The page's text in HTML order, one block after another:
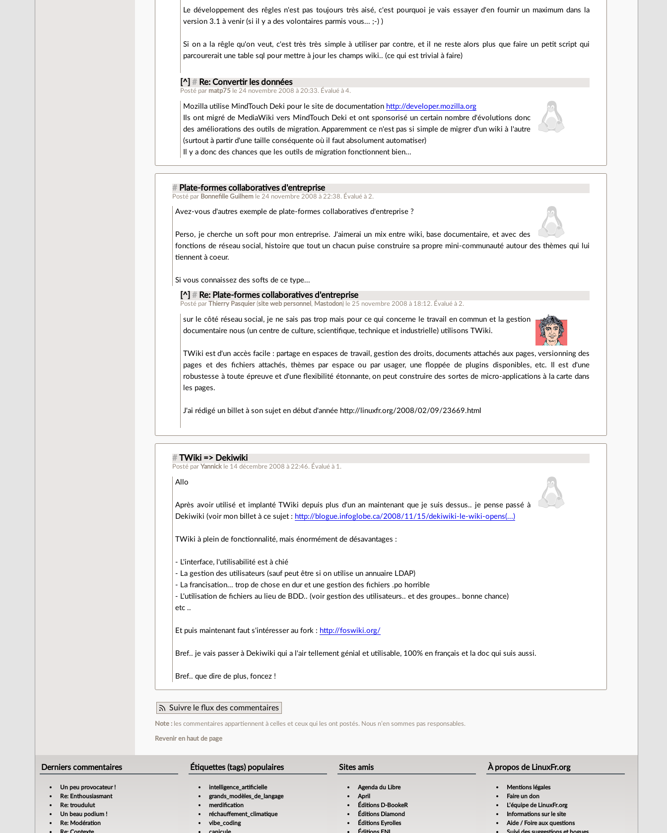
Le développement des rêgles n'est pas toujours très aisé, c'est pourquoi je vais essayer d'en fournir un maximum dans la
version 3.1 à venir (si il y a des volontaires parmis vous... ;-) )
Si on a la rêgle qu'on veut, c'est très très simple à utiliser par contre, et il ne reste alors plus que faire un petit script qui
parcourerait une table sql pour mettre à jour les champs wiki.. (ce qui est trivial à faire)
[^] # Re: Convertir les données
Posté par matp75 le 24 novembre 2008 à 20:33. Évalué à4.
Mozilla utilise MindTouch Deki pour le site de documentation http://developer.mozilla.org
Ils ont migré de MediaWiki vers MindTouch Deki et ont sponsorisé un certain nombre d'évolutions donc
des améliorations des outils de migration. Apparemment ce n'est pas si simple de migrer d'un wiki à l'autre
(surtout à partir d'une taille conséquente où il faut absolument automatiser)
Il y a donc des chances que les outils de migration fonctionnent bien...
# Plate-formes collaboratives d'entreprise
Posté par Bonnefille Guilhem le 24 novembre 2008 à 22:38. Évalué à 2.
Avez-vous d'autres exemple de plate-formes collaboratives d'entreprise ?
Perso, je cherche un soft pour mon entreprise. J'aimerai un mix entre wiki, base documentaire, et avec des
fonctions de réseau social, histoire que tout un chacun puise construire sa propre mini-communauté autour des thèmes qui lui
tiennent à coeur.
Si vous connaissez des softs de ce type...
[^] # Re: Plate-formes collaboratives d'entreprise
Posté par Thierry Pasquier (site web personnel , Mastodon) le 25 novembre 2008 à 18:12. Évalué à 2.
sur le côté réseau social, je ne sais pas trop mais pour ce qui concerne le travail en commun et la gestion
documentaire nous (un centre de culture, scientifique, technique et industrielle) utilisons TWiki.
TWiki est d'un accès facile : partage en espaces de travail, gestion des droits, documents attachés aux pages, versionning des
pages et des fichiers attachés, thèmes par espace ou par usager, une floppée de plugins disponibles, etc. Il est d'une
robustesse à toute épreuve et d'une flexibilité étonnante, on peut construire des sortes de micro-applications à la carte dans
les pages.
J'ai rédigé un billet à son sujet en début d'année http://linuxfr.org/2008/02/09/23669.html
# TWiki => Dekiwiki
Posté parYannick le 14 décembre 2008 à 22:46. Évalué à 1 .
Allo
Après avoir utilisé et implanté TWiki depuis plus d'un an maintenant que je suis dessus.. je pense passé à
Dekiwiki (voir mon billet à ce sujet : http://blogue.infoglobe.ca/2008/11/15/dekiwiki-le-wiki-opens(...)
TWiki à plein de fonctionnalité, mais énormément de désavantages :
- L'interface, l'utilisabilité est à chié
- La gestion des utilisateurs (sauf peut être si on utilise un annuaire LDAP)
- La francisation... trop de chose en dur et une gestion des fichiers .po horrible
- L'utilisation de fichiers au lieu de BDD.. (voir gestion des utilisateurs.. et des groupes.. bonne chance)
etc ..
Et puis maintenant faut s'intéresser au fork : http://foswiki.org/
Bref.. je vais passer à Dekiwiki qui a l'air tellement génial et utilisable, 100% en français et la doc qui suis aussi.
Bref.. que dire de plus, foncez !
Suivre le flux des commentaires
Note : les commentaires appartiennent à celles et ceux qui les ont postés. Nous n’en sommes pas responsables.
Revenir en haut de page
Derniers commentaires
Un peu provocateur !
Re: Enthousiasmant
Re: troudulut
Un beau podium !
Re: Modération
Étiquettes (tags) populaires
intelligence_artificielle
grands_modèles_de_langage
merdification
réchauffement_climatique
vibe_coding
Sites amis
Agenda du Libre
April
Éditions D-BookeR
Éditions Diamond
Éditions Eyrolles
À propos de LinuxFr.org
Mentions légales
Faire un don
L’équipe de LinuxFr.org
Informations sur le site
Aide / Foire aux questions